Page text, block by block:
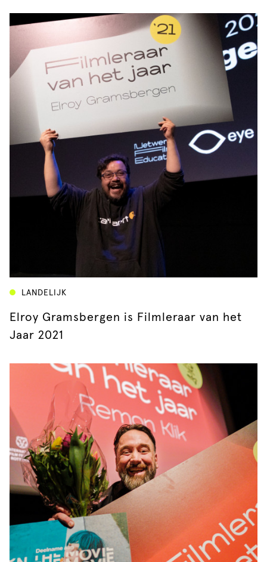
LANDELIJK
Elroy Gramsbergen is Filmleraar van het
Jaar 2021